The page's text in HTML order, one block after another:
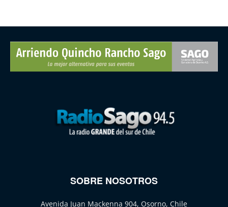
SOBRE NOSOTROS
Avenida Juan Mackenna 904, Osorno, Chile